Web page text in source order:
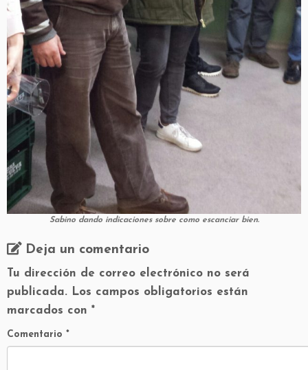
Sabino dando indicaciones sobre como escanciar bien.
Deja un comentario
Tu dirección de correo electrónico no será
publicada. Los campos obligatorios están
marcados con *
Comentario *